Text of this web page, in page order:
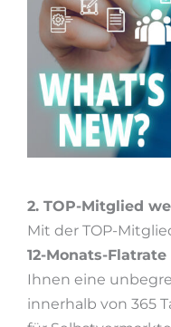
2. TOP-Mitglied
Mit der TOP-
12-Monats-Flatrate
Ihnen eine
innerhalb von 365